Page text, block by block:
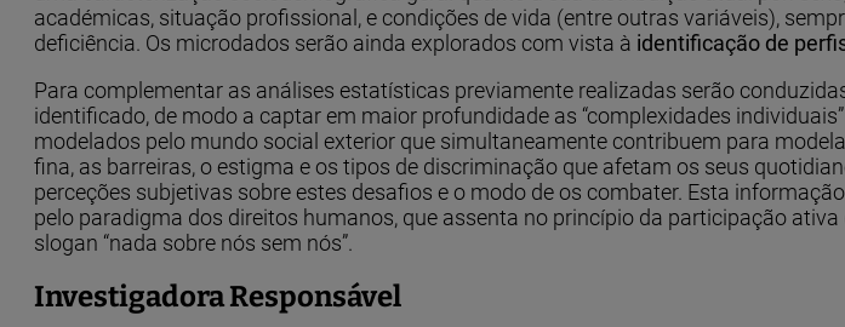
académicas, situação profissional, e condições de vida (entre outras variáveis),
deficiência. Os microdados serão ainda explorados com vista à identificação de
Para complementar as análises estatísticas previamente realizadas serão
identificado, de modo a captar em maior profundidade as “complexidades
modelados pelo mundo social exterior que simultaneamente contribuem para
fina, as barreiras, o estigma e os tipos de discriminação que afetam os seus
perceções subjetivas sobre estes desafios e o modo de os combater. Esta
pelo paradigma dos direitos humanos, que assenta no princípio da participação
slogan “nada sobre nós sem nós”.
Investigadora Responsável